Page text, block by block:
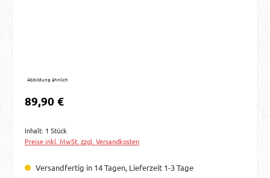
Abbildung ähnlich
Regulärer Preis:
89,90 €
Inhalt: 1 Stück
Preise inkl. MwSt. zzgl. Versandkosten
Versandfertig in 14 Tagen, Lieferzeit 1-3 Tage